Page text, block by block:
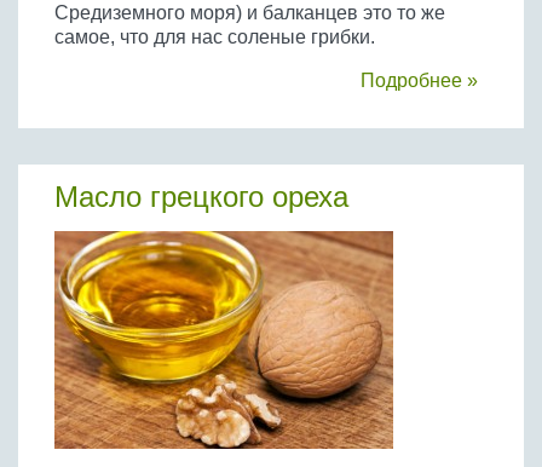
Средиземного моря) и балканцев это то же
самое, что для нас соленые грибки.
Подробнее »
Масло грецкого ореха